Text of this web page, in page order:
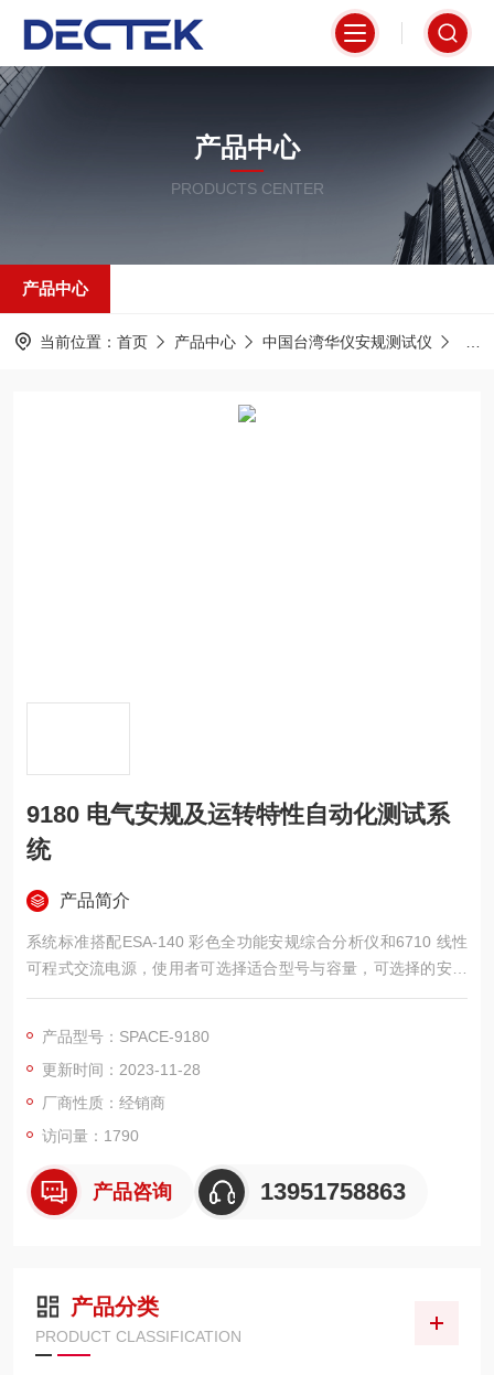
产品中心
PRODUCTS CENTER
产品中心
当前位置： 首页 产品中心 中国台湾华仪安规测试仪
9180 电气安规及运转特性自动化测试系
统
产品简介
系统标准搭配ESA-140 彩色全功能安规综合分析仪和6710 线性
可程式交流电源，使用者可选择适合型号与容量，可选择的安规
测试仪有SE 系列、7630、7400 系列、和EPV 系列;交流电源有6
七合一 (ACW、DCW、IR、GB、RUN、LLT、AC Source) 测试
功能
可同时控制高达四台同型号安规测试仪
产品型号：SPACE-9180
更新时间：2023-11-28
厂商性质：经销商
访问量：1790
产品咨询 13951758863
产品分类
PRODUCT CLASSIFICATION